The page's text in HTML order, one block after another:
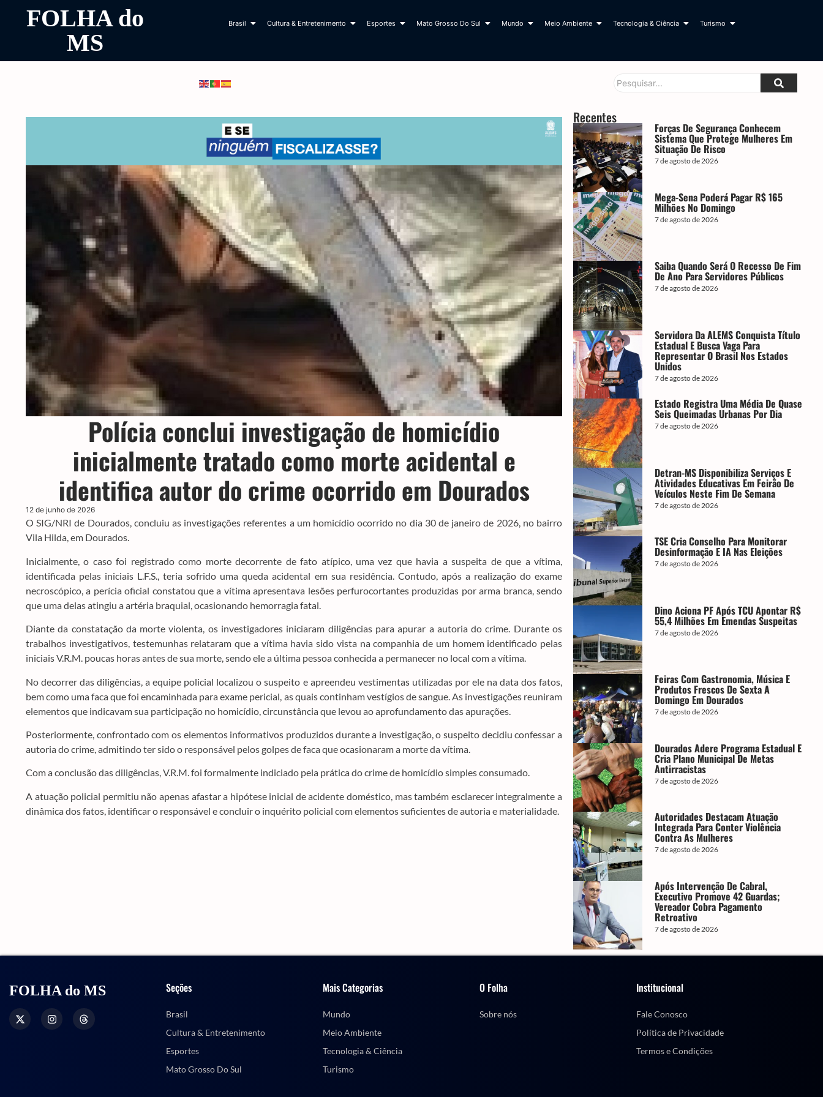
FOLHA do
MS
Brasil Cultura & Entretenimento Esportes Mato Grosso Do Sul Mundo Meio Ambiente Tecnologia & Ciência Turismo
Polícia conclui investigação de homicídio
inicialmente tratado como morte acidental e
identifica autor do crime ocorrido em Dourados
12 de junho de 2026
O SIG/NRI de Dourados, concluiu as investigações referentes a um homicídio ocorrido no dia 30 de janeiro de 2026, no bairro
Vila Hilda, em Dourados.
Inicialmente, o caso foi registrado como morte decorrente de fato atípico, uma vez que havia a suspeita de que a vítima,
identificada pelas iniciais L.F.S., teria sofrido uma queda acidental em sua residência. Contudo, após a realização do exame
necroscópico, a perícia oficial constatou que a vítima apresentava lesões perfurocortantes produzidas por arma branca, sendo
que uma delas atingiu a artéria braquial, ocasionando hemorragia fatal.
Diante da constatação da morte violenta, os investigadores iniciaram diligências para apurar a autoria do crime. Durante os
trabalhos investigativos, testemunhas relataram que a vítima havia sido vista na companhia de um homem identificado pelas
iniciais V.R.M. poucas horas antes de sua morte, sendo ele a última pessoa conhecida a permanecer no local com a vítima.
No decorrer das diligências, a equipe policial localizou o suspeito e apreendeu vestimentas utilizadas por ele na data dos fatos,
bem como uma faca que foi encaminhada para exame pericial, as quais continham vestígios de sangue. As investigações reuniram
elementos que indicavam sua participação no homicídio, circunstância que levou ao aprofundamento das apurações.
Posteriormente, confrontado com os elementos informativos produzidos durante a investigação, o suspeito decidiu confessar a
autoria do crime, admitindo ter sido o responsável pelos golpes de faca que ocasionaram a morte da vítima.
Com a conclusão das diligências, V.R.M. foi formalmente indiciado pela prática do crime de homicídio simples consumado.
A atuação policial permitiu não apenas afastar a hipótese inicial de acidente doméstico, mas também esclarecer integralmente a
dinâmica dos fatos, identificar o responsável e concluir o inquérito policial com elementos suficientes de autoria e materialidade.
Recentes
Forças De Segurança Conhecem
Sistema Que Protege Mulheres Em
Situação De Risco
7 de agosto de 2026
Mega-Sena Poderá Pagar R$ 165
Milhões No Domingo
7 de agosto de 2026
Saiba Quando Será O Recesso De Fim
De Ano Para Servidores Públicos
7 de agosto de 2026
Servidora Da ALEMS Conquista Título
Estadual E Busca Vaga Para
Representar O Brasil Nos Estados
Unidos
7 de agosto de 2026
Estado Registra Uma Média De Quase
Seis Queimadas Urbanas Por Dia
7 de agosto de 2026
Detran-MS Disponibiliza Serviços E
Atividades Educativas Em Feirão De
Veículos Neste Fim De Semana
7 de agosto de 2026
TSE Cria Conselho Para Monitorar
Desinformação E IA Nas Eleições
7 de agosto de 2026
Dino Aciona PF Após TCU Apontar R$
55,4 Milhões Em Emendas Suspeitas
7 de agosto de 2026
Feiras Com Gastronomia, Música E
Produtos Frescos De Sexta A
Domingo Em Dourados
7 de agosto de 2026
Dourados Adere Programa Estadual E
Cria Plano Municipal De Metas
Antirracistas
7 de agosto de 2026
Autoridades Destacam Atuação
Integrada Para Conter Violência
Contra As Mulheres
7 de agosto de 2026
Após Intervenção De Cabral,
Executivo Promove 42 Guardas;
Vereador Cobra Pagamento
Retroativo
7 de agosto de 2026
FOLHA do MS Seções
Brasil
Cultura & Entretenimento
Esportes
Mato Grosso Do Sul
Mais Categorias
Mundo
Meio Ambiente
Tecnologia & Ciência
Turismo
O Folha
Sobre nós
Institucional
Fale Conosco
Política de Privacidade
Termos e Condições